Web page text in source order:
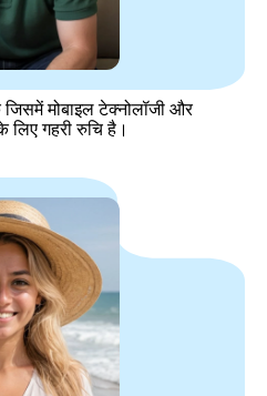
मोबाइल टेक्नोलॉजी और
गहरी रुचि है।